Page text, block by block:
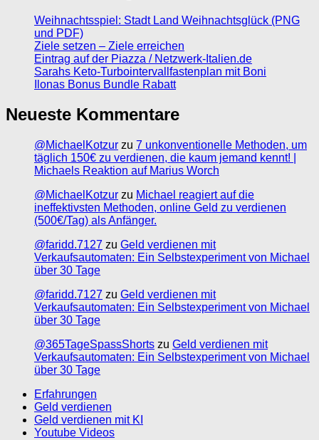
Weihnachtsspiel: Stadt Land Weihnachtsglück (PNG
und PDF)
Ziele setzen – Ziele erreichen
Eintrag auf der Piazza / Netzwerk-Italien.de
Sarahs Keto-Turbointervallfastenplan mit Boni
Ilonas Bonus Bundle Rabatt
Neueste Kommentare
@MichaelKotzur zu 7 unkonventionelle Methoden, um
täglich 150€ zu verdienen, die kaum jemand kennt! |
Michaels Reaktion auf Marius Worch
@MichaelKotzur zu Michael reagiert auf die
ineffektivsten Methoden, online Geld zu verdienen
(500€/Tag) als Anfänger.
@faridd.7127 zu Geld verdienen mit
Verkaufsautomaten: Ein Selbstexperiment von Michael
über 30 Tage
@faridd.7127 zu Geld verdienen mit
Verkaufsautomaten: Ein Selbstexperiment von Michael
über 30 Tage
@365TageSpassShorts zu Geld verdienen mit
Verkaufsautomaten: Ein Selbstexperiment von Michael
über 30 Tage
Erfahrungen
Geld verdienen
Geld verdienen mit KI
Youtube Videos